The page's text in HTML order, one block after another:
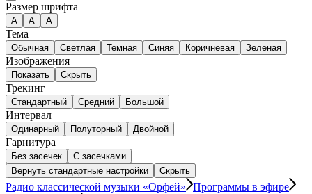
Размер шрифта
А A A
Тема
Обычная Светлая Темная Синяя Коричневая Зеленая
Изображения
Показать Скрыть
Трекинг
Стандартный Средний Большой
Интервал
Одинарный Полуторный Двойной
Гарнитура
Без засечек
С засечками
Вернуть стандартные настройки
Скрыть
Радио классической музыки «Орфей»
Программы в эфире